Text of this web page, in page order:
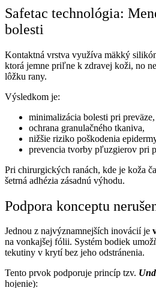
Safetac technológia:
bolesti
Kontaktná vrstva využíva mäkký
ktorá jemne priľne k zdravej koži, no
lôžku rany.
Výsledkom je:
minimalizácia bolesti pri preväze,
ochrana granulačného tkaniva,
nižšie riziko poškodenia
prevencia tvorby pľuzgierov pri
Pri chirurgických ranách, kde je koža
šetrná adhézia zásadnú výhodu.
Podpora konceptu
Jednou z najvýznamnejších inovácií je
na vonkajšej fólii. Systém bodiek
tekutiny v krytí bez jeho odstránenia.
Tento prvok podporuje princíp tzv.
hojenie):